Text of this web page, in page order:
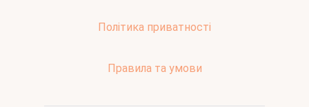
Політика приватності
Правила та умови